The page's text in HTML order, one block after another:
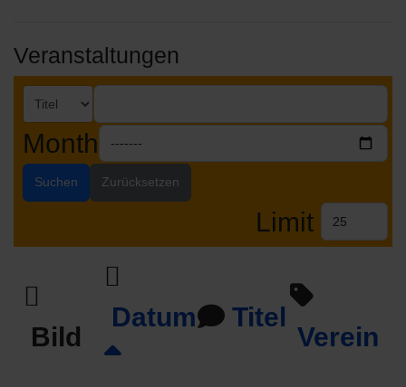
Veranstaltungen
Month
Suchen Zurücksetzen
Limit
Bild
Datum Titel
Verein